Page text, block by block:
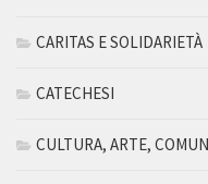
CARITAS E SOLIDARIETÀ
CATECHESI
CULTURA, ARTE,